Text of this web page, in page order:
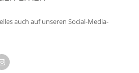
auch auf unseren Social-Media-